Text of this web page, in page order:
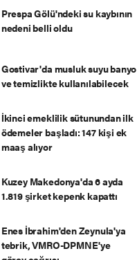
Prespa Gölü'ndeki su kaybının
nedeni belli oldu
Gostivar'da musluk suyu banyo
ve temizlikte kullanılabilecek
İkinci emeklilik sütunundan ilk
ödemeler başladı: 147 kişi ek
maaş alıyor
Kuzey Makedonya'da 6 ayda
1.819 şirket kepenk kapattı
Enes İbrahim'den Zeynula'ya
tebrik, VMRO-DPMNE'ye